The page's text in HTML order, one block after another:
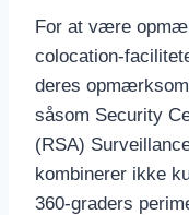
For at være
colocation-
deres
såsom Security
(RSA)
kombinerer ikke
360-graders